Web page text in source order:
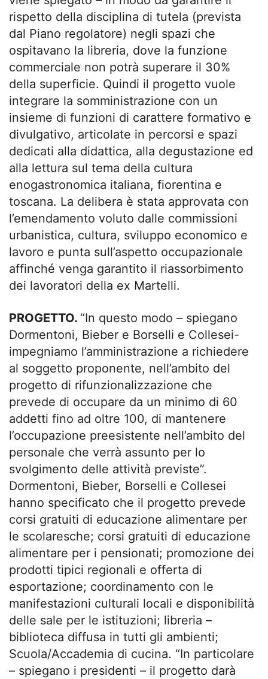
rispetto della disciplina di tutela (prevista
dal Piano regolatore) negli spazi che
ospitavano la libreria, dove la funzione
commerciale non potrà superare il 30%
della superficie. Quindi il progetto vuole
integrare la somministrazione con un
insieme di funzioni di carattere formativo e
divulgativo, articolate in percorsi e spazi
dedicati alla didattica, alla degustazione ed
alla lettura sul tema della cultura
enogastronomica italiana, fiorentina e
toscana. La delibera è stata approvata con
l’emendamento voluto dalle commissioni
urbanistica, cultura, sviluppo economico e
lavoro e punta sull’aspetto occupazionale
affinché venga garantito il riassorbimento
dei lavoratori della ex Martelli.
PROGETTO. “In questo modo – spiegano
Dormentoni, Bieber e Borselli e Collesei-
impegniamo l’amministrazione a richiedere
al soggetto proponente, nell’ambito del
progetto di rifunzionalizzazione che
prevede di occupare da un minimo di 60
addetti fino ad oltre 100, di mantenere
l’occupazione preesistente nell’ambito del
personale che verrà assunto per lo
svolgimento delle attività previste”.
Dormentoni, Bieber, Borselli e Collesei
hanno specificato che il progetto prevede
corsi gratuiti di educazione alimentare per
le scolaresche; corsi gratuiti di educazione
alimentare per i pensionati; promozione dei
prodotti tipici regionali e offerta di
esportazione; coordinamento con le
manifestazioni culturali locali e disponibilità
delle sale per le istituzioni; libreria –
biblioteca diffusa in tutti gli ambienti;
Scuola/Accademia di cucina. “In particolare
– spiegano i presidenti – il progetto darà